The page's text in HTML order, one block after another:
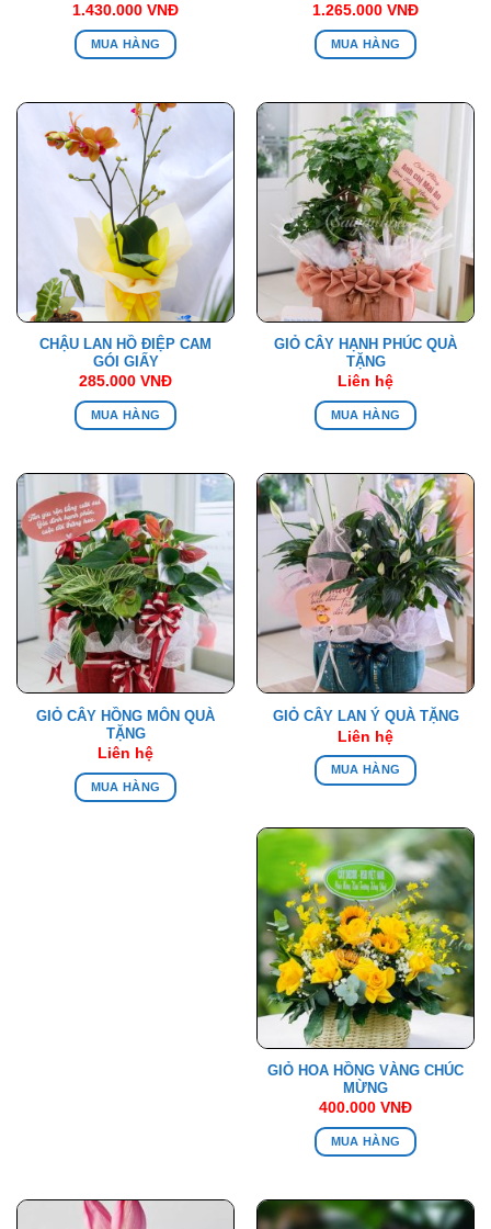
1.430.000 VNĐ
MUA HÀNG
1.265.000 VNĐ
MUA HÀNG
CHẬU LAN HỒ ĐIỆP CAM
GÓI GIẤY
285.000 VNĐ
MUA HÀNG
GIỎ CÂY HẠNH PHÚC QUÀ
TẶNG
Liên hệ
MUA HÀNG
GIỎ CÂY HỒNG MÔN QUÀ
TẶNG
Liên hệ
MUA HÀNG
GIỎ CÂY LAN Ý QUÀ TẶNG
Liên hệ
MUA HÀNG
GIỎ HOA HỒNG VÀNG CHÚC
MỪNG
400.000 VNĐ
MUA HÀNG